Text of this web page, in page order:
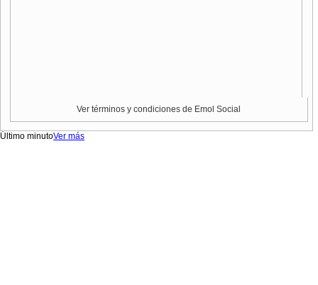
Ver términos y condiciones de Emol Social
Último minutoVer más